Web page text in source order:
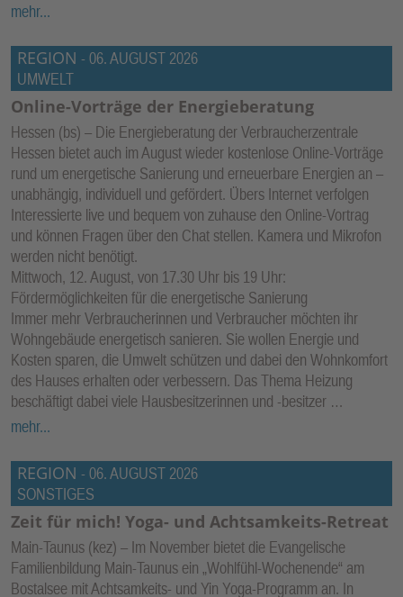
mehr...
REGION - 06. AUGUST 2026
UMWELT
Online-Vorträge der Energieberatung ­
Hessen (bs) – Die Energieberatung der Verbraucherzentrale
Hessen bietet auch im August wieder kostenlose Online-Vorträge
rund um energetische Sanierung und erneuerbare Energien an –
unabhängig, individuell und gefördert. Übers Internet verfolgen
Interessierte live und bequem von zuhause den Online-Vortrag
und können Fragen über den Chat stellen. Kamera und Mikrofon
werden nicht benötigt.
Mittwoch, 12. August, von 17.30 Uhr bis 19 Uhr:
Fördermöglichkeiten für die energetische Sanierung
Immer mehr Verbraucherinnen und Verbraucher möchten ihr
Wohngebäude energetisch sanieren. Sie wollen Energie und
Kosten sparen, die Umwelt schützen und dabei den Wohnkomfort
des Hauses erhalten oder verbessern. Das Thema Heizung
beschäftigt dabei viele Hausbesitzerinnen und -besitzer …
mehr...
REGION - 06. AUGUST 2026
SONSTIGES
Zeit für mich! Yoga- und Achtsamkeits-Retreat
Main-Taunus (kez) – Im November bietet die Evangelische
Familienbildung Main-Taunus ein „Wohlfühl-Wochenende“ am
Bostalsee mit Achtsamkeits- und Yin Yoga-Programm an. In